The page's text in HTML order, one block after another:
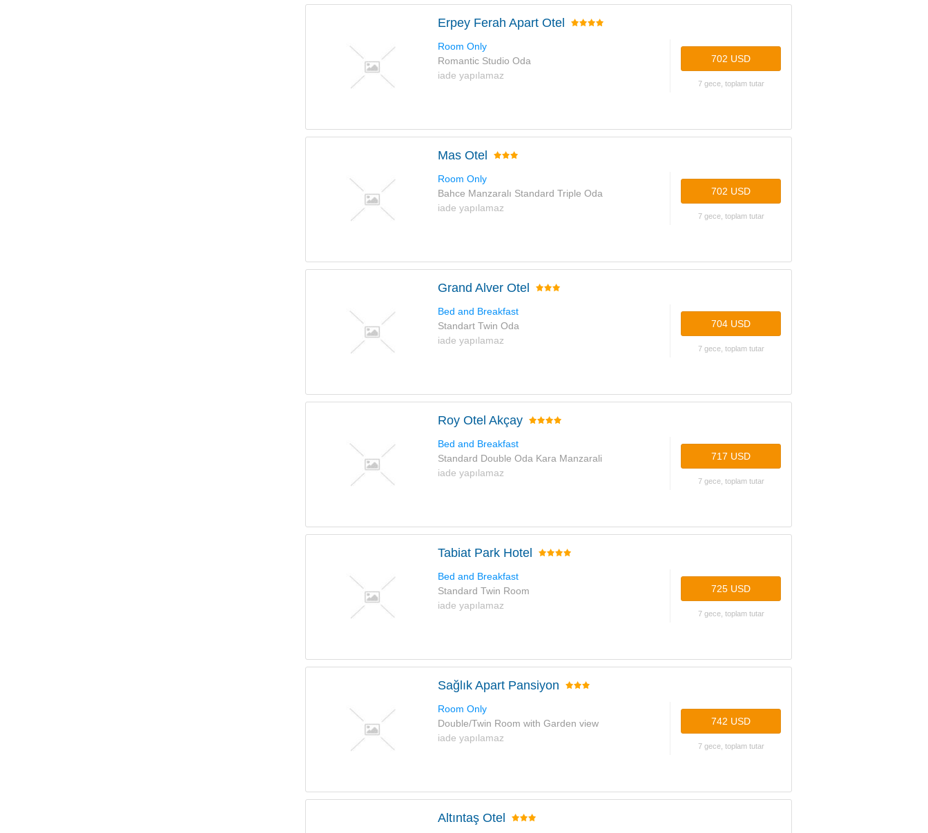
Erpey Ferah Apart Otel
Room Only
Romantic Studio Oda
iade yapılamaz
702 USD
7 gece, toplam tutar
Mas Otel
Room Only
Bahce Manzaralı Standard Triple Oda
iade yapılamaz
702 USD
7 gece, toplam tutar
Grand Alver Otel
Bed and Breakfast
Standart Twin Oda
iade yapılamaz
704 USD
7 gece, toplam tutar
Roy Otel Akçay
Bed and Breakfast
Standard Double Oda Kara Manzarali
iade yapılamaz
717 USD
7 gece, toplam tutar
Tabiat Park Hotel
Bed and Breakfast
Standard Twin Room
iade yapılamaz
725 USD
7 gece, toplam tutar
Sağlık Apart Pansiyon
Room Only
Double/Twin Room with Garden view
iade yapılamaz
742 USD
7 gece, toplam tutar
Altıntaş Otel